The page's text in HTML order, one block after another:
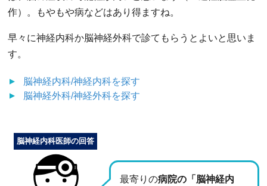
作）。もやもや病などはあり得ますね。
早々に神経内科か脳神経外科で診てもらうとよいと思いま
す。
脳神経内科/神経内科を探す
脳神経外科/神経外科を探す
最寄りの病院の「脳神経内
脳神経内科医師の回答